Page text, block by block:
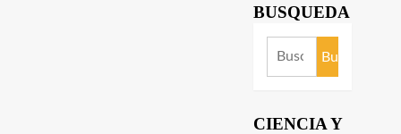
BUSQUEDA
Buscar:
CIENCIA Y